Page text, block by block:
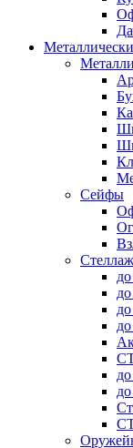
Сейфы